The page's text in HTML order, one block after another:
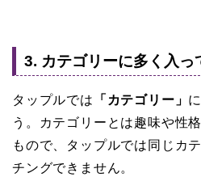
3. カテゴリーに多く入っ
タップルでは 「カテゴリー」
う。カテゴリーとは趣味や性
もので、タップルでは同じカ
チングできません。